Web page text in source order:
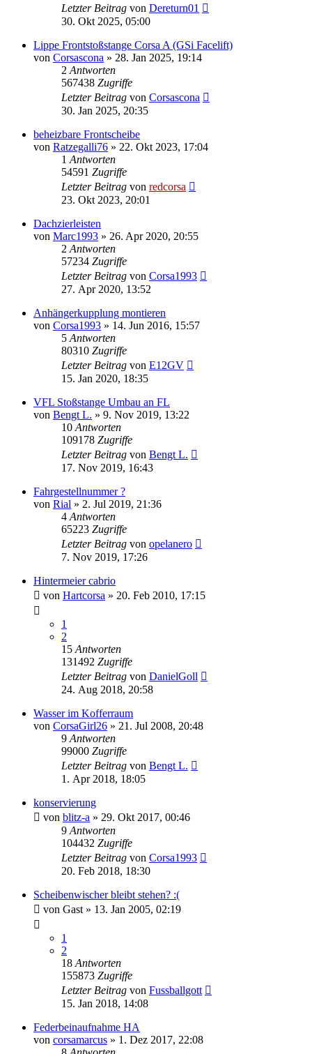
Letzter Beitrag von Dereturn01
30. Okt 2025, 05:00
Lippe Frontstoßstange Corsa A (GSi Facelift)
von Corsascona » 28. Jan 2025, 19:14
2 Antworten
567438 Zugriffe
Letzter Beitrag von Corsascona
30. Jan 2025, 20:35
beheizbare Frontscheibe
von Ratzegalli76 » 22. Okt 2023, 17:04
1 Antworten
54591 Zugriffe
Letzter Beitrag von redcorsa
23. Okt 2023, 20:01
Dachzierleisten
von Marc1993 » 26. Apr 2020, 20:55
2 Antworten
57234 Zugriffe
Letzter Beitrag von Corsa1993
27. Apr 2020, 13:52
Anhängerkupplung montieren
von Corsa1993 » 14. Jun 2016, 15:57
5 Antworten
80310 Zugriffe
Letzter Beitrag von E12GV
15. Jan 2020, 18:35
VFL Stoßstange Umbau an FL
von Bengt L. » 9. Nov 2019, 13:22
10 Antworten
109178 Zugriffe
Letzter Beitrag von Bengt L.
17. Nov 2019, 16:43
Fahrgestellnummer ?
von Rial » 2. Jul 2019, 21:36
4 Antworten
65223 Zugriffe
Letzter Beitrag von opelanero
7. Nov 2019, 17:26
Hintermeier cabrio
von Hartcorsa » 20. Feb 2010, 17:15
1
2
15 Antworten
131492 Zugriffe
Letzter Beitrag von DanielGoll
24. Aug 2018, 20:58
Wasser im Kofferraum
von CorsaGirl26 » 21. Jul 2008, 20:48
9 Antworten
99000 Zugriffe
Letzter Beitrag von Bengt L.
1. Apr 2018, 18:05
konservierung
von blitz-a » 29. Okt 2017, 00:46
9 Antworten
104432 Zugriffe
Letzter Beitrag von Corsa1993
20. Feb 2018, 18:30
Scheibenwischer bleibt stehen? :(
von Gast » 13. Jan 2005, 02:19
1
2
18 Antworten
155873 Zugriffe
Letzter Beitrag von Fussballgott
15. Jan 2018, 14:08
Federbeinaufnahme HA
von corsamarcus » 1. Dez 2017, 22:08